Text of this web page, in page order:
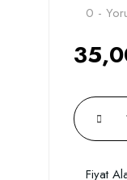
0 -
Fiyat